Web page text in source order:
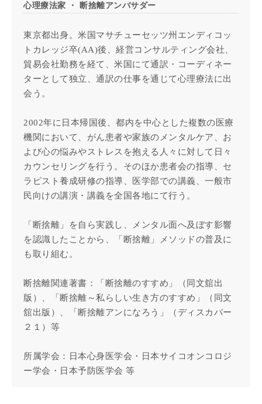
心理療法家 ・ 断捨離アンバサダー
東京都出身。米国マサチューセッツ州エンディコッ
トカレッジ卒(AA)後、経営コンサルティング会社、
貿易会社勤務を経て、米国にて通訳・コーディネー
ターとして独立、通訳の仕事を通じて心理療法に出
会う。
2002年に日本帰国後、都内を中心とした複数の医療
機関において、がん患者や家族のメンタルケア、お
よび心の悩みやストレスを抱える人々に対して日々
カウンセリングを行う。そのほか患者会の指導、セ
ラピスト養成研修の指導、医学部での講義、一般市
民向けの講演・講義を全国各地にて行う。
「断捨離」を自ら実践し、メンタル面へ及ぼす影響
を認識したことから、「断捨離」メソッドの普及に
も取り組む。
断捨離関連著書：「断捨離のすすめ」（同文舘出
版）、「断捨離～私らしい生き方のすすめ」（同文
舘出版）、「断捨離アンになろう」（ディスカバー
２１）等
所属学会：日本心身医学会・日本サイコオンコロジ
ー学会・日本予防医学会 等